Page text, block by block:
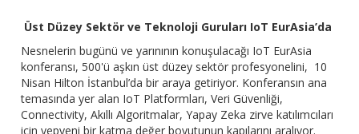
Üst Düzey Sektör ve Teknoloji Guruları IoT EurAsia’da
Nesnelerin bugünü ve yarınının konuşulacağı IoT EurAsia
konferansı, 500'ü aşkın üst düzey sektör profesyonelini, 10
Nisan Hilton İstanbul’da bir araya getiriyor. Konferansın ana
temasında yer alan IoT Platformları, Veri Güvenliği,
Connectivity, Akıllı Algoritmalar, Yapay Zeka zirve katılımcıları
için yepyeni bir katma değer boyutunun kapılarını aralıyor.